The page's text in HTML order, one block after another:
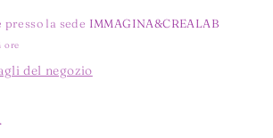
la sede IMMAGINA&CREALAB
ore
del negozio